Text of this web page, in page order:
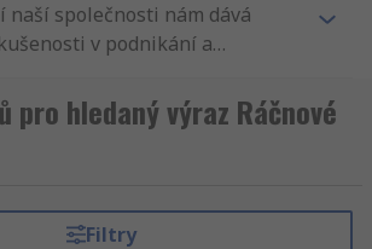
naší společnosti nám dává
v podnikání a
inženýry v celém
Ráčnové šroubováky a
šroubů zákazníkům do
produkt a vynikající
pro hledaný výraz Ráčnové
Filtry